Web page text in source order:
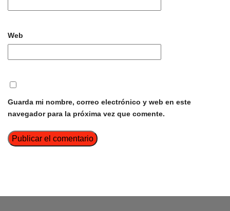
Web
Guarda mi nombre, correo electrónico y web en este
navegador para la próxima vez que comente.